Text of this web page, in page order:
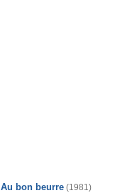
Au bon beurre (1981)